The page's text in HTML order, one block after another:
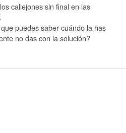
callejones sin final en las
puedes saber cuándo la has
no das con la solución?